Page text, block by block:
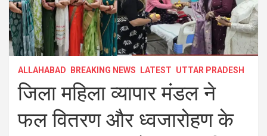
ALLAHABAD BREAKING NEWS LATEST UTTAR PRADESH
जिला महिला व्यापार मंडल ने
फल वितरण और ध्वजारोहण के